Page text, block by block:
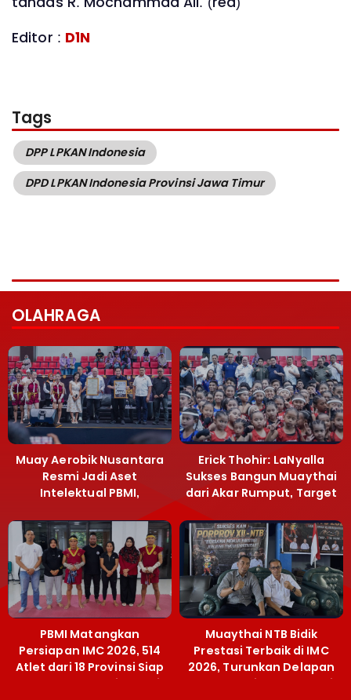
Editor : D1N
Tags
DPP LPKAN Indonesia
DPD LPKAN Indonesia Provinsi Jawa Timur
OLAHRAGA
Muay Aerobik Nusantara
Resmi Jadi Aset
Intelektual PBMI,
Terobosan Bangun
Grassroots
Erick Thohir: LaNyalla
Sukses Bangun Muaythai
dari Akar Rumput, Target
PBMI Matangkan
Persiapan IMC 2026, 514
Atlet dari 18 Provinsi Siap
Berlaga Besok di Bekasi
Muaythai NTB Bidik
Prestasi Terbaik di IMC
2026, Turunkan Delapan
Atlet ke Kejurnas Bekasi